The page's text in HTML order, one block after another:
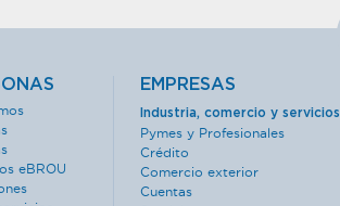
eBROU
EMPRESAS
Industria, comercio y servicios
Pymes y Profesionales
Crédito
Comercio exterior
Cuentas